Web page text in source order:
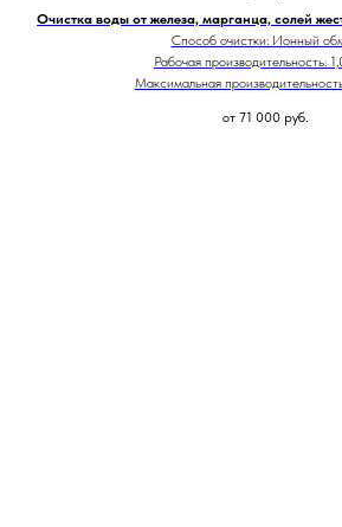
Очистка воды от железа, марганца, солей
Способ очистки: Ионный
Рабочая производительность:
Максимальная
от 71 000 руб.